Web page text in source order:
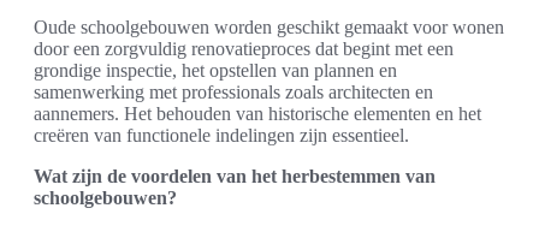
Oude schoolgebouwen worden geschikt gemaakt voor wonen
door een zorgvuldig renovatieproces dat begint met een
grondige inspectie, het opstellen van plannen en
samenwerking met professionals zoals architecten en
aannemers. Het behouden van historische elementen en het
creëren van functionele indelingen zijn essentieel.
Wat zijn de voordelen van het herbestemmen van
schoolgebouwen?